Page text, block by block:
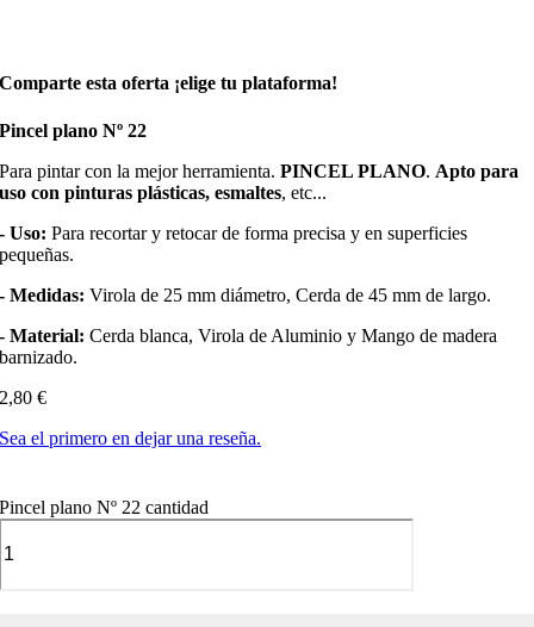
Comparte esta oferta ¡elige tu plataforma!
Pincel plano Nº 22
Para pintar con la mejor herramienta.PINCEL PLANO. Apto para
uso con pinturas plásticas, esmaltes, etc...
- Uso: Para recortar y retocar de forma precisa y en superficies
pequeñas.
- Medidas: Virola de 25 mm diámetro, Cerda de 45 mm de largo.
- Material: Cerda blanca, Virola de Aluminio y Mango de madera
barnizado.
2,80€
Sea el primero en dejar una reseña.
Pincel plano Nº 22 cantidad